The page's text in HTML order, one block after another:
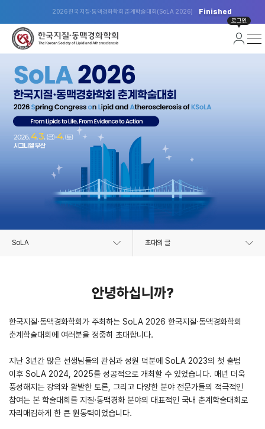
2026 한국지질·동맥경화학회 춘계학술대회(SoLA 2026) Finished
로그인
SoLA 초대의 글
안녕하십니까?
한국지질·동맥경화학회가 주최하는 SoLA 2026 한국지질·동맥경화학회
춘계학술대회에 여러분을 정중히 초대합니다.
지난 3년간 많은 선생님들의 관심과 성원 덕분에 SoLA 2023의 첫 출범
이후 SoLA 2024, 2025를 성공적으로 개최할 수 있었습니다. 매년 더욱
풍성해지는 강의와 활발한 토론, 그리고 다양한 분야 전문가들의 적극적인
참여는 본 학술대회를 지질·동맥경화 분야의 대표적인 국내 춘계학술대회로
자리매김하게 한 큰 원동력이었습니다.